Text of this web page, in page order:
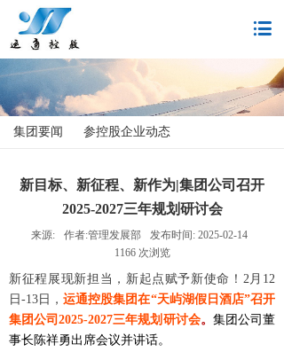
集团要闻 参控股企业动态
新目标、新征程、新作为|集团公司召开
2025-2027三年规划研讨会
来源: 作者:管理发展部 发布时间: 2025-02-14
1166 次浏览
新征程展现新担当，新起点赋予新使命！2月12
日-13日，运通控股集团在“天屿湖假日酒店”召开
集团公司2025-2027三年规划研讨会。 集团公司董
事长陈祥勇出席会议并讲话。